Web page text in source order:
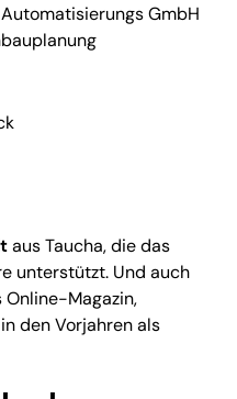
GmbH
aus Taucha, die das
unterstützt. Und auch
Online-Magazin,
den Vorjahren als